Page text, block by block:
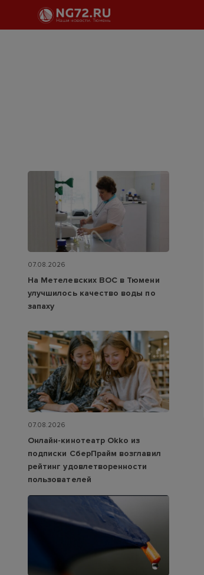
07.08.2026
На Метелевских ВОС в Тюмени
улучшилось качество воды по
запаху
07.08.2026
Онлайн-кинотеатр Okko из
подписки СберПрайм возглавил
рейтинг удовлетворенности
пользователей